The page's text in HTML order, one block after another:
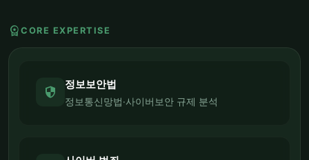
workspace_premium CORE EXPERTISE
security 정보보안법
정보통신망법·사이버보안 규제 분석